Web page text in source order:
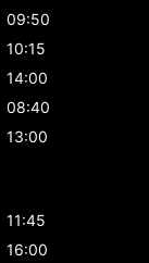
09:50
10:15
14:00
08:40
13:00
11:45
16:00